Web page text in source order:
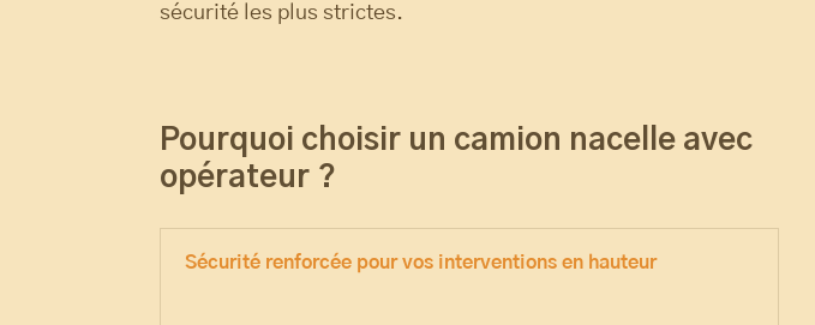
sécurité les plus strictes.
Pourquoi choisir un camion nacelle avec
opérateur ?
Sécurité renforcée pour vos interventions en hauteur